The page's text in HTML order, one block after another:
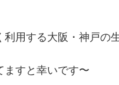
利用する大阪・神戸の
ますと幸いです〜